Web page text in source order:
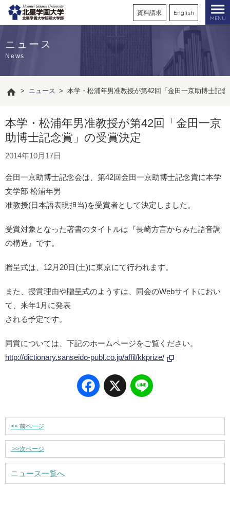
資料請求 English
MENU
ニュース
News
> ニュース > 本学・松浦年男准教授が第42回「金田一京助博士記
本学・松浦年男准教授が第42回「金田一京
助博士記念賞」の受賞決定
2014年10月17日
金田一京助博士記念会は、第42回金田一京助博士記念賞に本学
文学部 松浦年男
准教授(日本語表現担当)を受賞者として決定しました。
受賞対象となった著書のタイトルは『長崎方言からみた語音調
の構造』です。
贈呈式は、12月20日(土)に東京にて行われます。
また、授賞理由や贈呈式のようすは、同会のWebサイトにおい
て、来年1月に発表
される予定です。
同賞については、下記のホームページをご覧ください。
http://dictionary.sanseido-publ.co.jp/affil/kkprize/
Facebook
X
<< 前ページ
>>次ページ
ニュース一覧へ